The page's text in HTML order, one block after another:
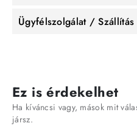
Ügyfélszolgálat / Szállítás
Ez is érdekelhet
Ha kíváncsi vagy, mások mit
jársz.